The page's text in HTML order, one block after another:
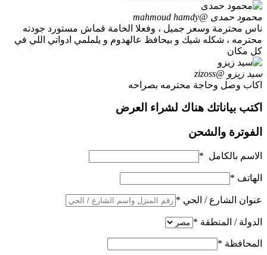
محمود حمدى @mahmoud hamdy
ناس محترمة وسعر جميل ، وفعلا الخامة قماش مستورد جودته
محترمه ، شكله شيك و بيحافظ عالهدوم و يلملمي ادواتي اللي في
كل مكان
سيد زيزو @zizoss
اكاب وصل وحاجة محترمه بصراحه
اكتب بياناتك هناك لشراء العرض
الفوترة والشحن
الاسم بالكامل *
الهاتف *
عنوان الشارع / الحي *
الدولة / المنطقة *
المحافظة *